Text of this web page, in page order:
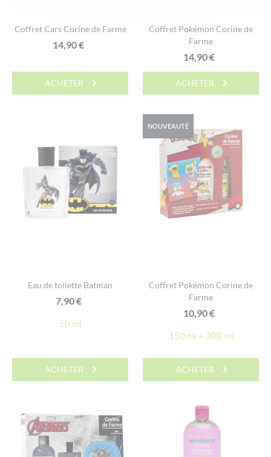
Coffret Cars Corine de Farme
14,90€
ACHETER
Coffret Pokémon Corine de
Farme
14,90€
ACHETER
Eau de toilette Batman
7,90€
50 ml
ACHETER
NOUVEAUTÉ
Coffret Pokémon Corine de
Farme
10,90€
150 ml + 300 ml
ACHETER